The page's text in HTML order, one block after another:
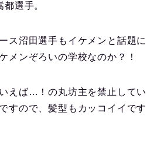
選手。
ス沼田選手もイケメンと話題に
メンぞろいの学校なのか？！
えば…！の丸坊主を禁止してい
すので、髪型もカッコイイです